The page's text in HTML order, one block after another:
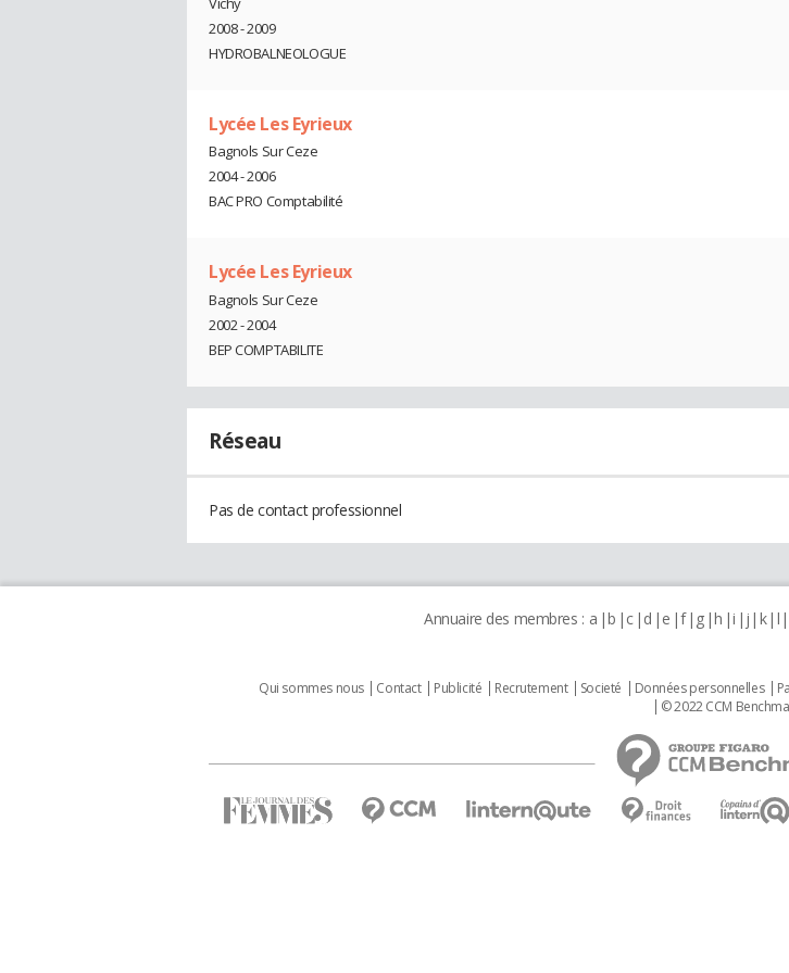
2008 - 2009
HYDROBALNEOLOGUE
Lycée Les Eyrieux
Bagnols Sur Ceze
2004 - 2006
BAC PRO Comptabilité
Lycée Les Eyrieux
Bagnols Sur Ceze
2002 - 2004
BEP COMPTABILITE
Réseau
Pas de contact professionnel
Annuaire des membres : a b c d e f g h i j k l
Qui sommes nous Contact Publicité Recrutement Societé Données personnelles
© 2022 CCM